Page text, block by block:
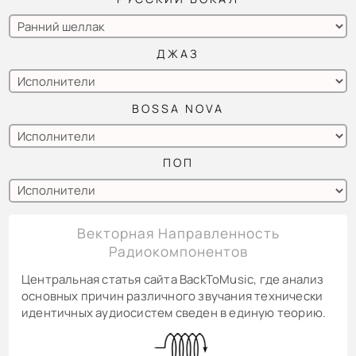
ДЖАЗ
BOSSA NOVA
ПОП
Векторная Направленность
Радиокомпонентов
Центральная статья сайта BackToMusic, где анализ
основных причин различного звучания технически
идентичных аудиосистем сведен в единую теорию.